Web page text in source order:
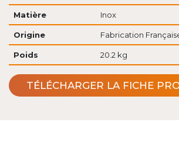
Matière Inox
Origine Fabrication
Poids 20.2 kg
TÉLÉCHARGER LA FICHE